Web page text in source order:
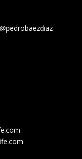
@pedrobaezdiaz